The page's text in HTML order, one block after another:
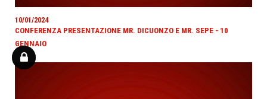
10/01/2024
CONFERENZA PRESENTAZIONE MR. DICUONZO E MR. SEPE - 10
GENNAIO